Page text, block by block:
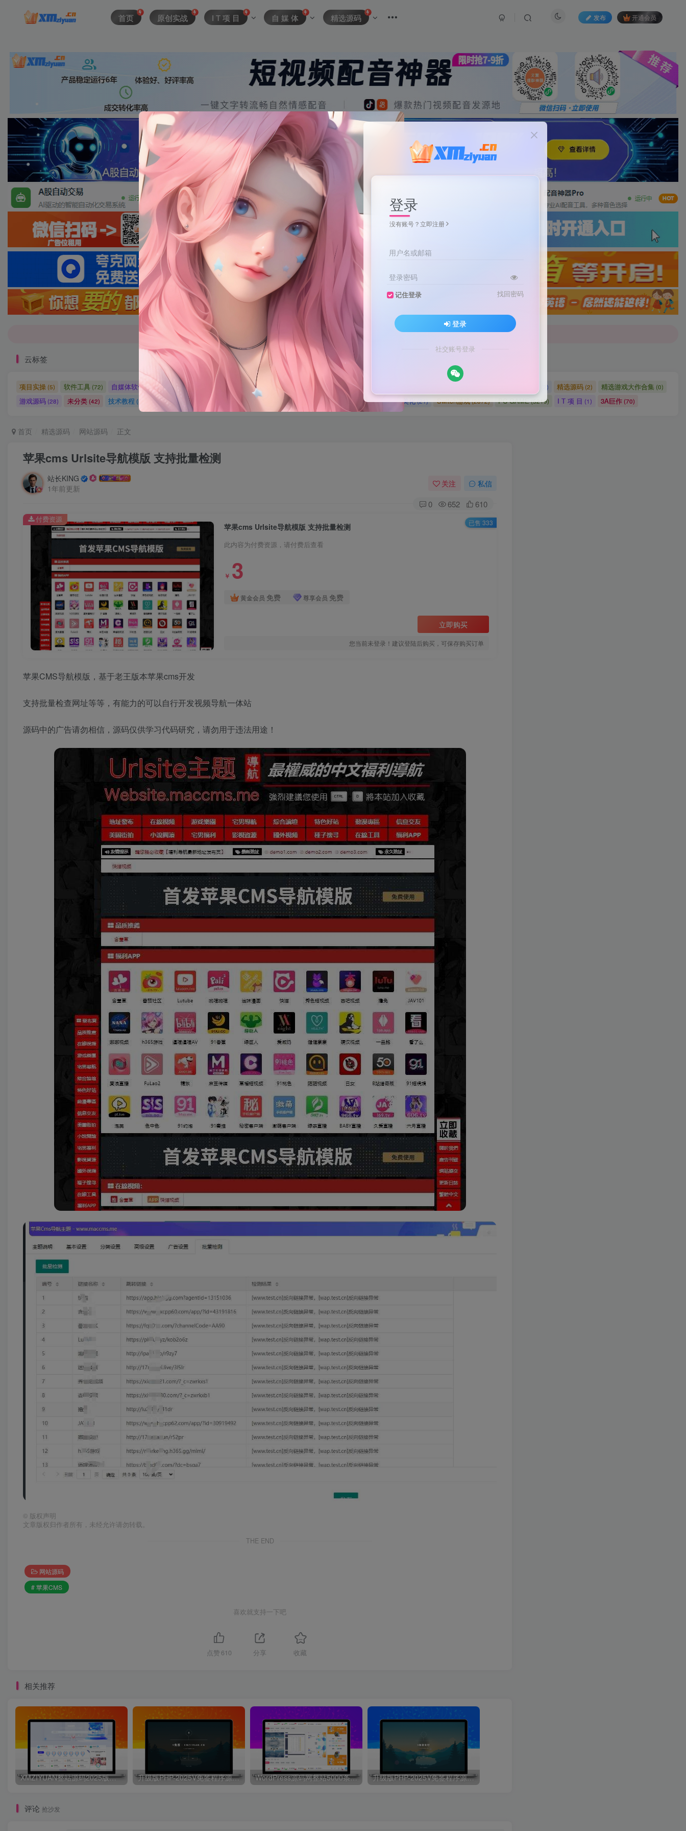
首页 原创实战 I T 项 目 自 媒 体 精选源码 发布 开通会员
文案不会提取也不会写？八哥来帮忙！
7-9折！等多家顶流配音软件[配音神器Pro]-[配音鹅]-[南瓜配音]-[魔音工坊]-[逗哥配音]戳这里查看详情！
文案不会提取也不会写？八哥来帮忙！
7-9折！等多家顶流配音软件[配音神器Pro]-[配音鹅]-[南瓜配音]-[魔音工坊]-[逗哥配音]戳这里查看详情！
云标签
项目实操(5) 软件工具(72) 自媒体软件(27) 自媒体素材 自媒体教程(9) 自媒体 (1) 羊毛技巧 (2) 网页代码 (2) 精选源码(2) 精选游戏大作合集 (0)
游戏源码 (28) 未分类(42) 技术教程 (5) 技术教程(27) 小程序源码 (184) 原创实战 (5) 卡密账号 (6) 主题美化(0) Zibll美化(21) Switch游戏(2872) PC GAME(5219) I T 项 目 (1) 3A巨作(70)
首页 精选源码 网站源码 正文
苹果cms Urlsite导航模版 支持批量检测
站长KING
1年前更新
关注 私信
0 652 610
苹果cms Urlsite导航模版 支持批量检测
此内容为付费资源，请付费后查看
￥ 3
黄金会员 免费 尊享会员 免费
立即购买
您当前未登录！建议登陆后购买，可保存购买订单
付费资源 已售 333
苹果CMS导航模版，基于老王版本苹果cms开发
支持批量检查网址等等，有能力的可以自行开发视频导航一体站
源码中的广告请勿相信，源码仅供学习代码研究，请勿用于违法用途！
© 版权声明
文章版权归作者所有，未经允许请勿转载。
THE END
网站源码
# 苹果CMS
喜欢就支持一下吧
点赞 610 分享 收藏
相关推荐
XMZIYUAN整站源码2025版带16000+整站资源 升级版PHP-2025V免签程序源码，本站同款支持支付宝和微信 WordPress源码网整站5000条源码文章数据打包+数据库 带视频教程 升级版PHP-2025V免签程序源码：改良版V免签-三网免挂支付系统，同步支持支付宝/微信QQ回调
评论 抢沙发
登录
没有账号？立即注册
用户名或邮箱
登录密码
记住登录 找回密码
登录
社交账号登录